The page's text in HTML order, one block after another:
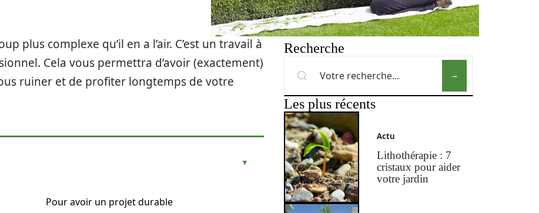
plus complexe qu’il en a l’air. C’est un travail à
Cela vous permettra d’avoir (exactement)
ruiner et de profiter longtemps de votre
Pour avoir un projet durable
Recherche
Les plus récents
Actu
Lithothérapie : 7
cristaux pour aider
votre jardin